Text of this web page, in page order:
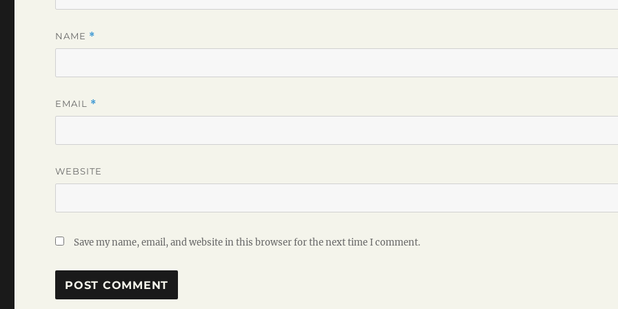
NAME *
EMAIL *
WEBSITE
Save my name, email, and website in this browser for the next time I comment.